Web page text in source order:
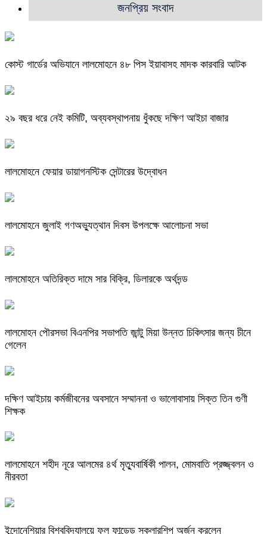
জনপ্রিয় সংবাদ
কোস্ট গার্ডের অভিযানে লালমোহনে ৪৮ পিস ইয়াবাসহ মাদক কারবারি আটক
২৯ বছর ধরে নেই কমিটি, অব্যবস্থাপনায় ধুঁকছে দক্ষিণ আইচা বাজার
লালমোহনে ফেয়ার ডায়াগনস্টিক সেন্টারের উদ্বোধন
লালমোহনে জুলাই গণঅভ্যুত্থান দিবস উপলক্ষে আলোচনা সভা
লালমোহনে অতিরিক্ত দামে সার বিক্রি, ডিলারকে অর্থদন্ড
লালমোহন পৌরসভা বিএনপির সভাপতি জান্টু মিয়া উন্নত চিকিৎসার জন্য চীনে
গেলেন
দক্ষিণ আইচায় কর্মজীবনের অবসানে সম্মাননা ও ভালোবাসায় সিক্ত তিন গুণী
শিক্ষক
লালমোহনে শহীদ নূরে আলমের ৪র্থ মৃত্যুবার্ষিকী পালন, মোমবাতি প্রজ্জ্বলন ও
নীরবতা
ইন্দোনেশিয়ার বিশ্ববিদ্যালয়ে ফুল ফান্ডেড স্কলারশিপ অর্জন করলেন